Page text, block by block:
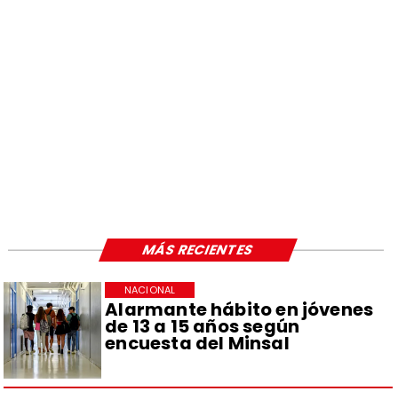
Alarmante hábito en jóvenes
de 13 a 15 años según
encuesta del Minsal
NACIONAL
MÁS RECIENTES